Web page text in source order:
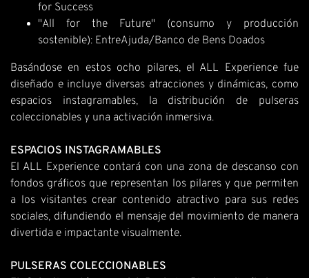
for Success
"All for the Future" (consumo y producción
sostenible): EntreAjuda/Banco de Bens Doados
Basándose en estos ocho pilares, el ALL Experience fue
diseñado e incluye diversas atracciones y dinámicas, como
espacios instagramables, la distribución de pulseras
coleccionables y una activación inmersiva.
ESPACIOS INSTAGRAMABLES
El ALL Experience contará con una zona de descanso con
fondos gráficos que representan los pilares y que permiten
a los visitantes crear contenido atractivo para sus redes
sociales, difundiendo el mensaje del movimiento de manera
divertida e impactante visualmente.
PULSERAS COLECCIONABLES